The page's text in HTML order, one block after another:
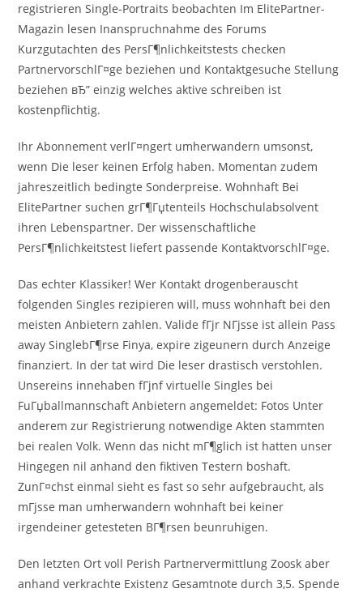
registrieren Single-Portraits beobachten Im ElitePartner-
Magazin lesen Inanspruchnahme des Forums
Kurzgutachten des PersГ¶nlichkeitstests checken
PartnervorschlГ¤ge beziehen und Kontaktgesuche Stellung
beziehen вЂ” einzig welches aktive schreiben ist
kostenpflichtig.
Ihr Abonnement verlГ¤ngert umherwandern umsonst,
wenn Die leser keinen Erfolg haben. Momentan zudem
jahreszeitlich bedingte Sonderpreise. Wohnhaft Bei
ElitePartner suchen grГ¶Гџtenteils Hochschulabsolvent
ihren Lebenspartner. Der wissenschaftliche
PersГ¶nlichkeitstest liefert passende KontaktvorschlГ¤ge.
Das echter Klassiker! Wer Kontakt drogenberauscht
folgenden Singles rezipieren will, muss wohnhaft bei den
meisten Anbietern zahlen. Valide fГјr NГјsse ist allein Pass
away SinglebГ¶rse Finya, expire zigeunern durch Anzeige
finanziert. In der tat wird Die leser drastisch verstohlen.
Unsereins innehaben fГјnf virtuelle Singles bei
FuГџballmannschaft Anbietern angemeldet: Fotos Unter
anderem zur Registrierung notwendige Akten stammten
bei realen Volk. Wenn das nicht mГ¶glich ist hatten unser
Hingegen nil anhand den fiktiven Testern boshaft.
ZunГ¤chst einmal sieht es fast so sehr aufgebraucht, als
mГјsse man umherwandern wohnhaft bei keiner
irgendeiner getesteten BГ¶rsen beunruhigen.
Den letzten Ort voll Perish Partnervermittlung Zoosk aber
anhand verkrachte Existenz Gesamtnote durch 3,5. Spende